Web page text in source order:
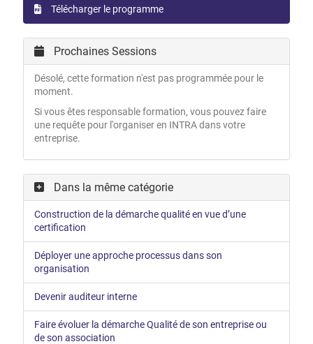
Télécharger le programme
Prochaines Sessions
Désolé, cette formation n'est pas programmée pour le
moment.
Si vous êtes responsable formation, vous pouvez faire
une requête pour l'organiser en INTRA dans votre
entreprise.
Dans la même catégorie
Construction de la démarche qualité en vue d’une
certification
Déployer une approche processus dans son
organisation
Devenir auditeur interne
Faire évoluer la démarche Qualité de son entreprise ou
de son association